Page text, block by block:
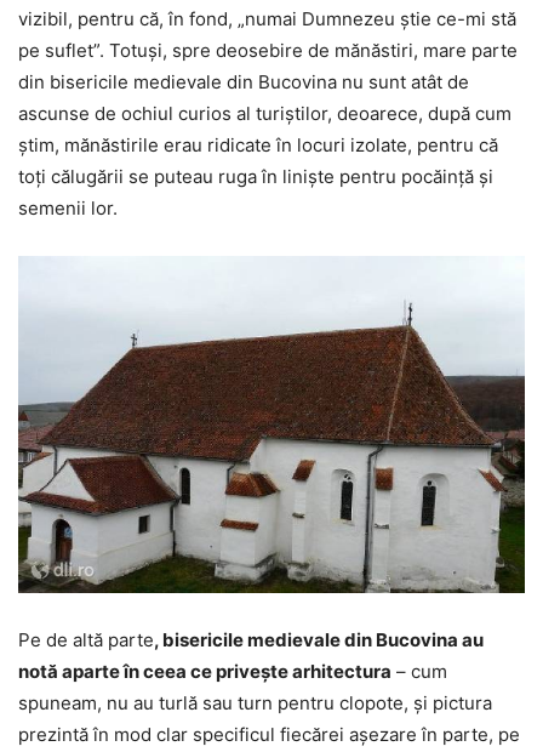
vizibil, pentru că, în fond, „numai Dumnezeu ştie ce-mi stă
pe suflet”. Totuşi, spre deosebire de mănăstiri, mare parte
din bisericile medievale din Bucovina nu sunt atât de
ascunse de ochiul curios al turiştilor, deoarece, după cum
ştim, mănăstirile erau ridicate în locuri izolate, pentru că
toţi călugării se puteau ruga în linişte pentru pocăinţă şi
semenii lor.
Pe de altă parte, bisericile medievale din Bucovina au
notă aparte în ceea ce priveşte arhitectura – cum
spuneam, nu au turlă sau turn pentru clopote, şi pictura
prezintă în mod clar specificul fiecărei aşezare în parte, pe